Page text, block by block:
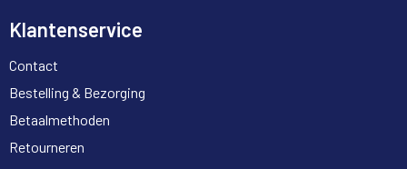
Klantenservice
Contact
Bestelling & Bezorging
Betaalmethoden
Retourneren